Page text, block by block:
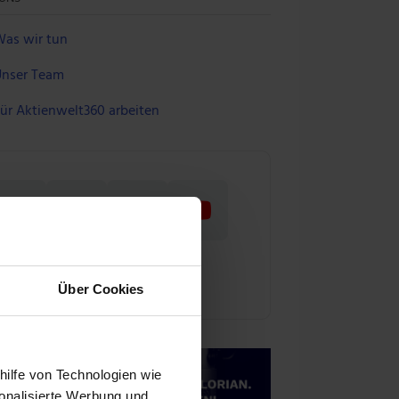
Über Cookies
von Technologien wie
Werbung und
wir tun
Team
Aktienwelt360 arbeiten